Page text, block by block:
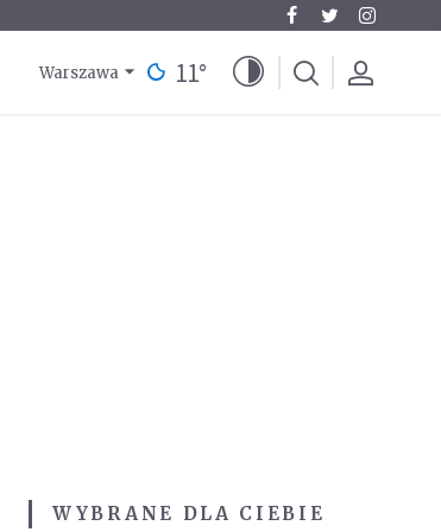
Warszawa 11°
WYBRANE DLA CIEBIE